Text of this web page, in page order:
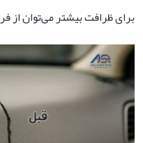
برای ظرافت بیشتر می‌توان از